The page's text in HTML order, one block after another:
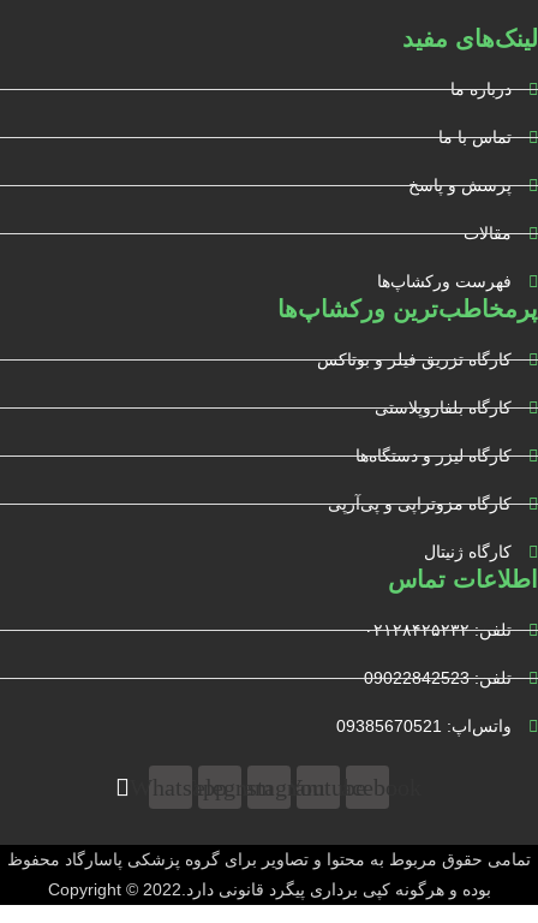
لینک‌های مفید
درباره ما
تماس با ما
پرسش و پاسخ
مقالات
فهرست ورکشاپ‌ها
پرمخاطب‌ترین ورکشاپ‌ها
کارگاه تزریق فیلر و بوتاکس
کارگاه بلفاروپلاستی
کارگاه لیزر و دستگاه‌ها
کارگاه مزوتراپی و پی‌آرپی
کارگاه ژنیتال
اطلاعات تماس
تلفن: ۰۲۱۲۸۴۲۵۲۳۲
تلفن: 09022842523
واتس‌‌اپ: 09385670521
Facebook
Youtube
Instagram
Telegram
Whatsapp
تمامی حقوق مربوط به محتوا و تصاویر برای گروه پزشکی پاسارگاد محفوظ
بوده و هرگونه کپی برداری پیگرد قانونی دارد.Copyright © 2022